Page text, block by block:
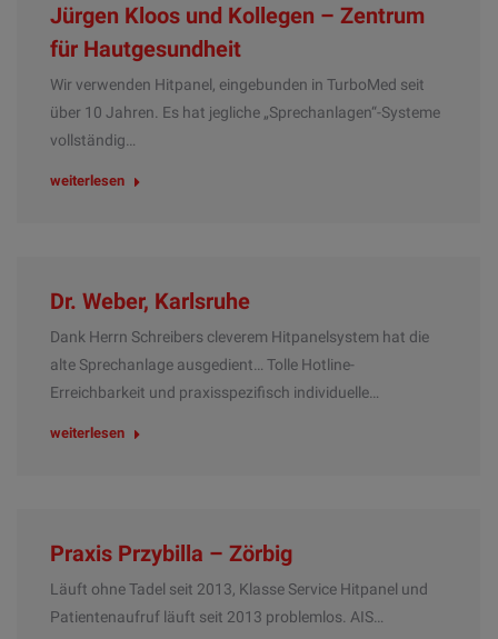
Jürgen Kloos und Kollegen – Zentrum
für Hautgesundheit
Wir verwenden Hitpanel, eingebunden in TurboMed seit
über 10 Jahren. Es hat jegliche „Sprechanlagen“-Systeme
vollständig…
weiterlesen
Dr. Weber, Karlsruhe
Dank Herrn Schreibers cleverem Hitpanelsystem hat die
alte Sprechanlage ausgedient… Tolle Hotline-
Erreichbarkeit und praxisspezifisch individuelle…
weiterlesen
Praxis Przybilla – Zörbig
Läuft ohne Tadel seit 2013, Klasse Service Hitpanel und
Patientenaufruf läuft seit 2013 problemlos. AIS…